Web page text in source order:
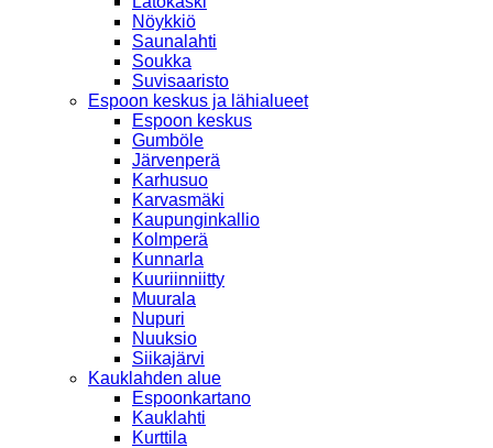
Nöykkiö
Saunalahti
Soukka
Suvisaaristo
Espoon keskus ja lähialueet
Espoon keskus
Gumböle
Järvenperä
Karhusuo
Karvasmäki
Kaupunginkallio
Kolmperä
Kunnarla
Kuuriinniitty
Muurala
Nupuri
Nuuksio
Siikajärvi
Kauklahden alue
Espoonkartano
Kauklahti
Kurttila